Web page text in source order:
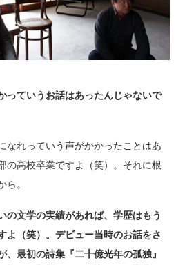
ていうお話はあったんじゃないで
なれっていう声がかかったことはあ
の高校卒業ですよ（笑）。それに根
。
文学の実績があれば、学歴はもう
よ（笑）。デビュー当時のお話をさ
最初の詩集『二十億光年の孤独』